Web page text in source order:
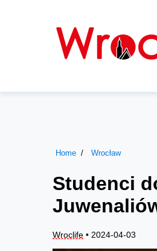
Home Wrocław
Studenci
Wroclife • 2024-04-03